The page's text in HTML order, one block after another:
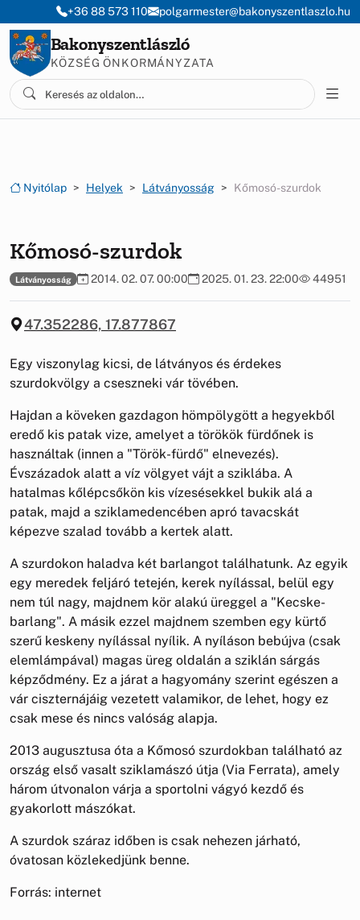
Ugrás a menüre
Ugrás a tartalomra
+36 88 573 110 polgarmester@bakonyszentlaszlo.hu
Bakonyszentlászló
KÖZSÉG ÖNKORMÁNYZATA
Nyitólap Helyek Látványosság Kőmosó-szurdok
Kőmosó-szurdok
Látványosság 2014. 02. 07. 00:00 2025. 01. 23. 22:00 44951
47.352286, 17.877867
Egy viszonylag kicsi, de látványos és érdekes
szurdokvölgy a cseszneki vár tövében.
Hajdan a köveken gazdagon hömpölygött a hegyekből
eredő kis patak vize, amelyet a törökök fürdőnek is
használtak (innen a "Török-fürdő" elnevezés).
Évszázadok alatt a víz völgyet vájt a sziklába. A
hatalmas kőlépcsőkön kis vízesésekkel bukik alá a
patak, majd a sziklamedencében apró tavacskát
képezve szalad tovább a kertek alatt.
A szurdokon haladva két barlangot találhatunk. Az egyik
egy meredek feljáró tetején, kerek nyílással, belül egy
nem túl nagy, majdnem kör alakú üreggel a "Kecske-
barlang". A másik ezzel majdnem szemben egy kürtő
szerű keskeny nyílással nyílik. A nyíláson bebújva (csak
elemlámpával) magas üreg oldalán a sziklán sárgás
képződmény. Ez a járat a hagyomány szerint egészen a
vár ciszternájáig vezetett valamikor, de lehet, hogy ez
csak mese és nincs valóság alapja.
2013 augusztusa óta a Kőmosó szurdokban található az
ország első vasalt sziklamászó útja (Via Ferrata), amely
három útvonalon várja a sportolni vágyó kezdő és
gyakorlott mászókat.
A szurdok száraz időben is csak nehezen járható,
óvatosan közlekedjünk benne.
Forrás: internet